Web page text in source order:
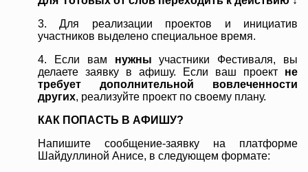
3.
Для реализации проектов и инициатив
участников выделено специальное время.
4. Если вам нужны участники Фестиваля, вы
делаете заявку в афишу. Если ваш проект не
требует дополнительной вовлеченности
других, реализуйте проект по своему плану.
КАК ПОПАСТЬ В АФИШУ?
Напишите сообщение-заявку на платформе
Шайдуллиной Анисе, в следующем формате: